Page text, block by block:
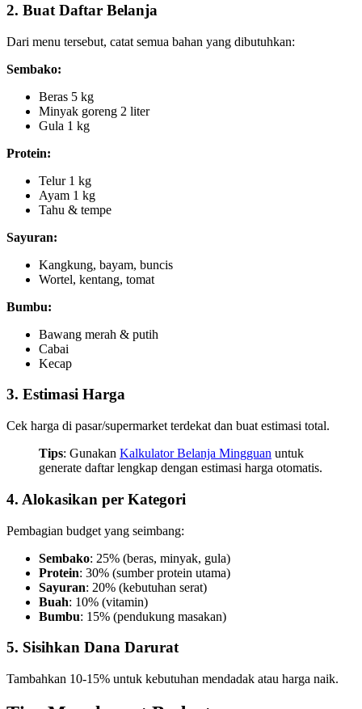
2. Buat Daftar Belanja
Dari menu tersebut, catat semua bahan yang dibutuhkan:
Sembako:
Beras 5 kg
Minyak goreng 2 liter
Gula 1 kg
Protein:
Telur 1 kg
Ayam 1 kg
Tahu & tempe
Sayuran:
Kangkung, bayam, buncis
Wortel, kentang, tomat
Bumbu:
Bawang merah & putih
Cabai
Kecap
3. Estimasi Harga
Cek harga di pasar/supermarket terdekat dan buat estimasi total.
Tips: Gunakan Kalkulator Belanja Mingguan untuk
generate daftar lengkap dengan estimasi harga otomatis.
4. Alokasikan per Kategori
Pembagian budget yang seimbang:
Sembako: 25% (beras, minyak, gula)
Protein: 30% (sumber protein utama)
Sayuran: 20% (kebutuhan serat)
Buah: 10% (vitamin)
Bumbu: 15% (pendukung masakan)
5. Sisihkan Dana Darurat
Tambahkan 10-15% untuk kebutuhan mendadak atau harga naik.